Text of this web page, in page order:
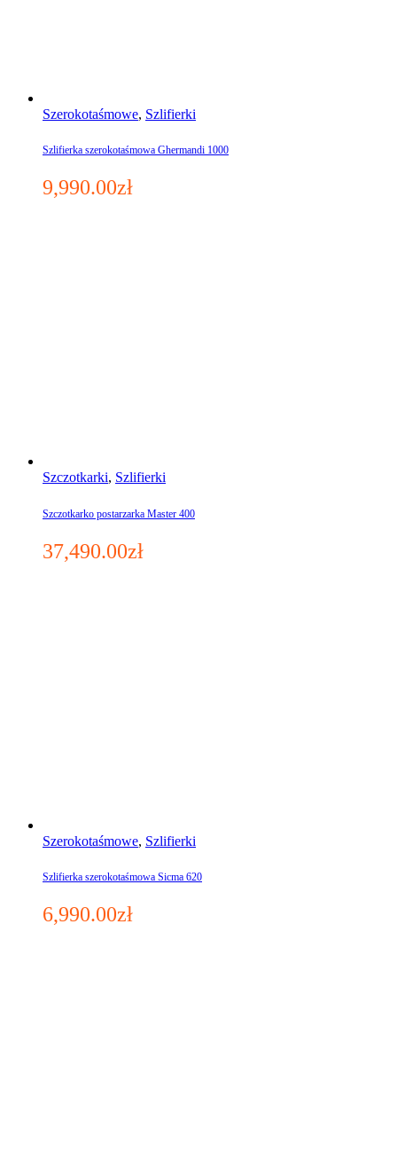
Szerokotaśmowe, Szlifierki
Szlifierka szerokotaśmowa Ghermandi 1000
9,990.00zł
Szczotkarki, Szlifierki
Szczotkarko postarzarka Master 400
37,490.00zł
Szerokotaśmowe, Szlifierki
Szlifierka szerokotaśmowa Sicma 620
6,990.00zł